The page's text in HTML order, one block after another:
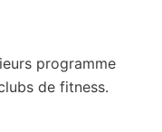
programme
de fitness.